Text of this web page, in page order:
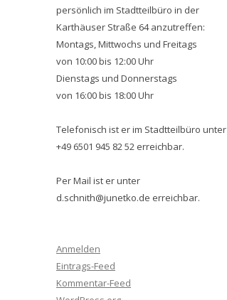
persönlich im Stadtteilbüro in der
Karthäuser Straße 64 anzutreffen:
Montags, Mittwochs und Freitags
von 10:00 bis 12:00 Uhr
Dienstags und Donnerstags
von 16:00 bis 18:00 Uhr
Telefonisch ist er im Stadtteilbüro unter
+49 6501 945 82 52 erreichbar.
Per Mail ist er unter
d.schnith@junetko.de erreichbar.
Anmelden
Eintrags-Feed
Kommentar-Feed